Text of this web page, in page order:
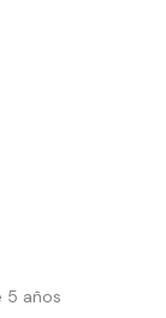
5 años